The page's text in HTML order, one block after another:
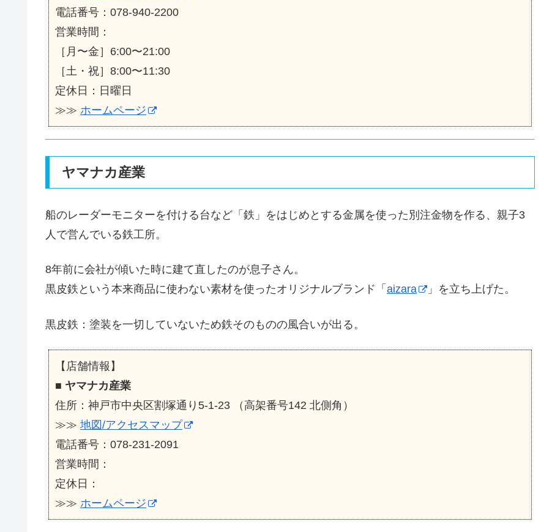
電話番号：078-940-2200
営業時間：
［月〜金］6:00〜21:00
［土・祝］8:00〜11:30
定休日：日曜日
≫≫ ホームページ
ヤマナカ産業
船のレーダーモニターを付ける台など「鉄」をはじめとする金属を使った別注金物を作る、親子3
人で営んでいる鉄工所。
8年前に会社が傾いた時に建て直したのが息子さん。
黒皮鉄という本来商品に使わない素材を使ったオリジナルブランド「 aizara 」を立ち上げた。
黒皮鉄：塗装を一切していないため鉄そのものの風合いが出る。
【店舗情報】
■ ヤマナカ産業
住所：神戸市中央区割塚通り5-1-23 （高架番号142 北側角）
≫≫ 地図/アクセスマップ
電話番号：078-231-2091
営業時間：
定休日：
≫≫ ホームページ